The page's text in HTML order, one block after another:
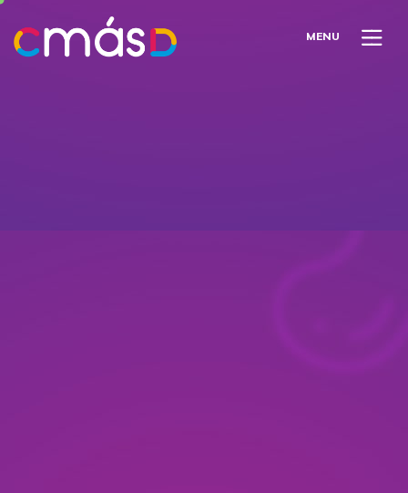
MENU